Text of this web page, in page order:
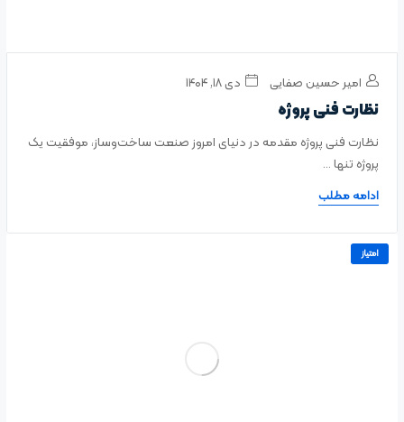
امیر حسین صفایی دی ۱۸, ۱۴۰۴
نظارت فنی پروژه
نظارت فنی پروژه مقدمه در دنیای امروز صنعت ساخت‌وساز، موفقیت یک
پروژه تنها ...
ادامه مطلب
امتیاز